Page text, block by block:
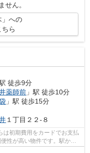
せん。
」への
ら
徒歩9分
薬師前 」駅 徒歩10分
」駅 徒歩15分
１丁目２２-８
は初期費用をカードでお支払
性が高い物件です。駅から